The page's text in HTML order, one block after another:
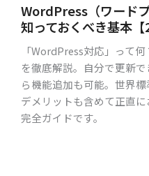
WordPress（ワード
知っておくべき基本【
「WordPress対応」って
を徹底解説。自分で更新
ら機能追加も可能。世界
デメリットも含めて正直
完全ガイドです。